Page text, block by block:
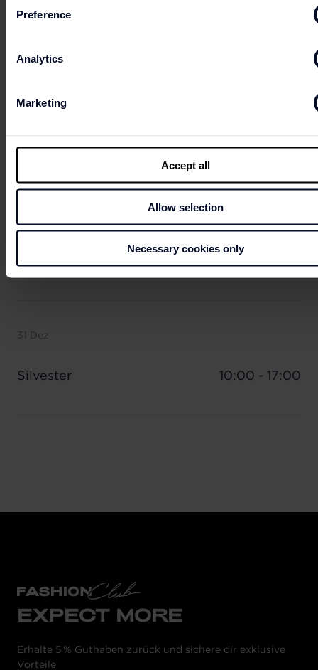
Preference
Analytics
Marketing
Accept all
Allow selection
Necessary cookies only
24 Dez
Heiligabend 10:00 - 17:00
28 Dez - 30 Dez
Weihnachtsferien 10:00 - 20:00
31 Dez
Silvester 10:00 - 17:00
EXPECT MORE
Erhalte 5 % Guthaben zurück und sichere dir exklusive
Vorteile